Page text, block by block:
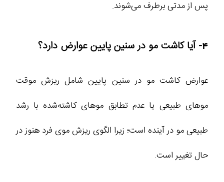
پس از مدتی برطرف می‌شوند.
4- آیا کاشت مو در سنین پایین عوارض دارد؟
عوارض کاشت مو در سنین پایین شامل ریزش موقت
موهای طبیعی یا عدم تطابق موهای کاشته‌شده با رشد
طبیعی مو در آینده است؛ زیرا الگوی ریزش موی فرد هنوز در
حال تغییر است.